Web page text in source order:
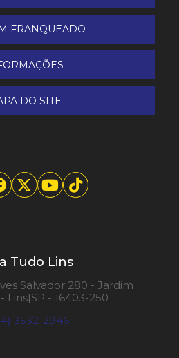
FRANQUEADO
DO SITE
Tudo Lins
Salvador 280 - Jardim
Lins|SP - 16403-250
3532-2946